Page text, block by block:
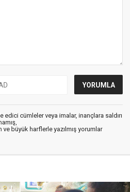
edici cümleler veya imalar, inançlara saldırı
ve büyük harflerle yazılmış yorumlar